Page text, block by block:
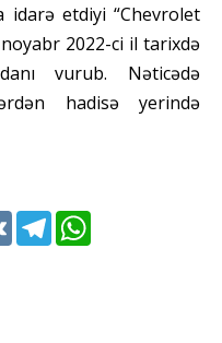
idarə etdiyi “Chevrolet
2022-ci il tarixdə
vurub. Nəticədə
hadisə yerində
VK Telegram